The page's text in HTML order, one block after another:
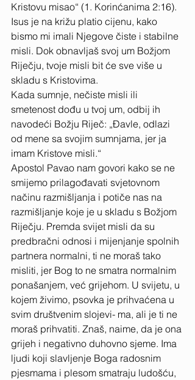
Kristovu misao“ (1. Korinćanima 2:16).
Isus je na križu platio cijenu, kako
bismo mi imali Njegove čiste i stabilne
misli. Dok obnavljaš svoj um Božjom
Riječju, tvoje misli bit će sve više u
skladu s Kristovima.
Kada sumnje, nečiste misli ili
smetenost dođu u tvoj um, odbij ih
navodeći Božju Riječ: „Đavle, odlazi
od mene sa svojim sumnjama, jer ja
imam Kristove misli.“
Apostol Pavao nam govori kako se ne
smijemo prilagođavati svjetovnom
načinu razmišljanja i potiče nas na
razmišljanje koje je u skladu s Božjom
Riječju. Premda svijet misli da su
predbračni odnosi i mijenjanje spolnih
partnera normalni, ti ne moraš tako
misliti, jer Bog to ne smatra normalnim
ponašanjem, već grijehom. U svijetu, u
kojem živimo, psovka je prihvaćena u
svim društvenim slojevi- ma, ali je ti ne
moraš prihvatiti. Znaš, naime, da je ona
grijeh i negativno duhovno sjeme. Ima
ljudi koji slavljenje Boga radosnim
pjesmama i plesom smatraju ludošću,